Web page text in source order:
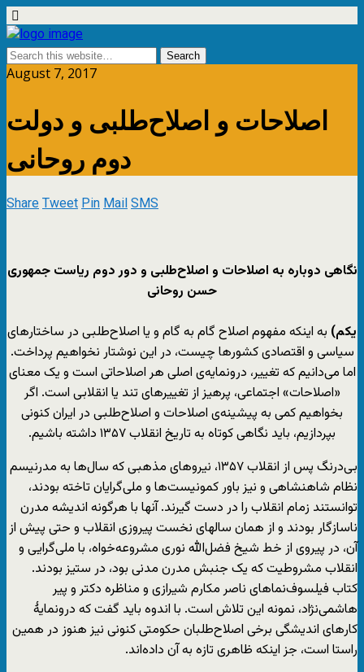
August 7, 2017
اصلاحات و اصلاح‌طلبی و دولت
دوم روحانی
ShareTweetPinMailSMS
نگاهی دوباره به اصلاحات و اصلاح‌طلبی و دور دوم ریاست جمهوری
حسن روحانی
یکم) به اینکه مفهوم اصلاح گام به گام و یا اصلاح‌طلبی در ساختارهای
سیاسی و اقتصادی کشورها چیست، در این نوشتار نخواهیم پرداخت.
اما می‌دانیم که تغییر، درونمایه‌ی اصلی هر اصلاحاتی است و یک معنای
«اصلاحات» اجتماعی، پرهیز از تغییرهای تند یا انقلابی است. اگر
بخواهیم کمی به پیشینه‌ی اصلاحات و اصلاح‌طلبی در ایران کنونی
بپردازیم، باید نگاهی کوتاه به تاریخ انقلاب ۱۳۵۷ داشته باشیم.
بی‌درنگ پس از انقلاب ۱۳۵۷، نیروهای مذهبی که سال‌ها به مدرنیسم
نظام شاهنشاهی و نیز باور کمونیست‌ها و ملی‌گرایان تاخته بودند،
توانستند زمام انقلاب را در دست گیرند. آنها با هرگونه اندیشه مدرن
ناسازگار بودند و از همان سالهای نخست پیروزی انقلاب و حتی پیش از
آن، در پیروی از خط شیخ فضل‌الله نوری مشروعه‌خواه، با ملی‌گرایی و
انقلاب مشروطیت که یک جنبش مدرن مدنی بود، در ستیز بودند.
کتاب فیلسوف‌نماهای ناصر مکارم شیرازی و مناظره دکتر و پیر
هاشمی‌نژاد، نمونه این تلاش است. با اندوه باید گفت که درونمایۀ
کارهای اندیشگی برخی اصلاح‌طلبان حکومتی کنونی نیز هنوز در همین
راستا است، جز اینکه ظاهری تازه به آن داده‌اند.